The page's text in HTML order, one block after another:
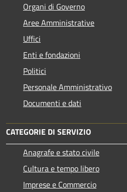
Organi di Governo
Aree Amministrative
Uffici
Enti e fondazioni
Politici
Personale Amministrativo
Documenti e dati
CATEGORIE DI SERVIZIO
Anagrafe e stato civile
Cultura e tempo libero
Imprese e Commercio